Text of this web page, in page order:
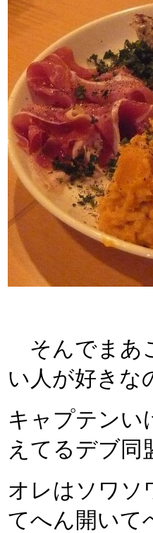
そんでまあ
い人が好き
キャプテンい
えてるデブ同
オレはソワソ
てへん開いて